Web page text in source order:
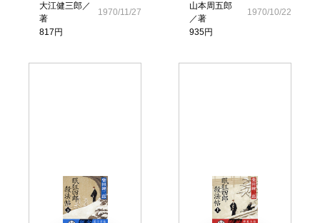
大江健三郎／
著
817円
1970/11/27
山本周五郎
／著
935円
1970/10/22